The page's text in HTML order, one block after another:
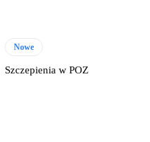
Nowe
Szczepienia w POZ